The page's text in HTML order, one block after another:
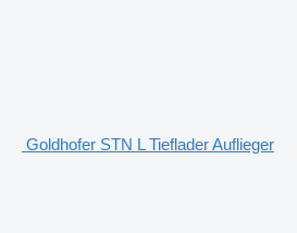
Goldhofer STN L Tieflader Auflieger